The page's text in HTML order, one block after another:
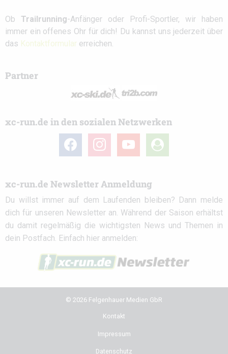
Ob Trailrunning-Anfänger oder Profi-Sportler, wir haben
immer ein offenes Ohr für dich! Du kannst uns jederzeit über
das Kontaktformular erreichen.
Partner
xc-run.de in den sozialen Netzwerken
facebook instagramyoutube
user-
circle
xc-run.de Newsletter Anmeldung
Du willst immer auf dem Laufenden bleiben? Dann melde
dich für unseren Newsletter an. Während der Saison erhältst
du damit regelmäßig die wichtigsten News und Themen in
dein Postfach. Einfach hier anmelden:
© 2026 Felgenhauer Medien GbR
Kontakt
Impressum
Datenschutz